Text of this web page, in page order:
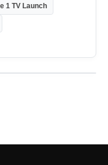
1 TV Launch